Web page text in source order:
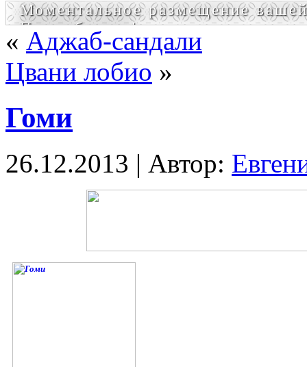
Моментальное размещение
Попробовать!
« Аджаб-сандали
Цвани лобио »
Гоми
26.12.2013 | Автор: